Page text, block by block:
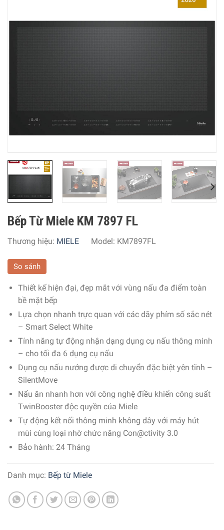
Bếp Từ Miele KM 7897 FL
Thương hiệu: MIELE Model: KM7897FL
So sánh
Thiết kế hiện đại, đẹp mắt với vùng nấu đa điểm toàn
bề mặt bếp
Lựa chọn nhanh trực quan với các dãy phím số sắc nét
– Smart Select White
Tính năng tự động nhận dạng dụng cụ nấu thông minh
– cho tối đa 6 dụng cụ nấu
Dụng cụ nấu nướng được di chuyển đặc biệt yên tĩnh –
SilentMove
Nấu ăn nhanh hơn với công nghệ điều khiển công suất
TwinBooster độc quyền của Miele
Tự động kết nối thông minh không dây với máy hút
mùi cùng loại nhờ chức năng Con@ctivity 3.0
Bảo hành: 24 Tháng
Danh mục: Bếp từ Miele